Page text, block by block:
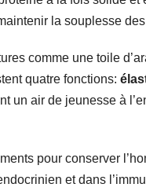
à la fois solide et
comme une toile
quatre fonctions:
un air de jeunesse à
pour conserver